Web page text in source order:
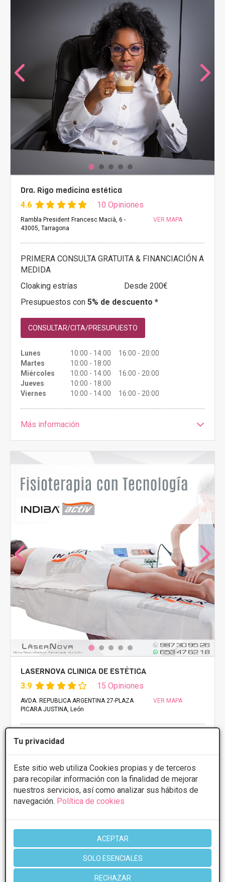
Tu privacidad
Este sitio web utiliza Cookies propias y de terceros
para recopilar información con la finalidad de mejorar
nuestros servicios, así como analizar sus hábitos de
navegación. Política de cookies
ACEPTAR
SOLO ESENCIALES
RECHAZAR
Dra. Rigo medicina estética
4.6 10 Opiniones
Rambla President Francesc Macià, 6 -
43005, Tarragona
VER MAPA
PRIMERA CONSULTA GRATUITA & FINANCIACIÓN A
MEDIDA
Cloaking estrías
Desde 200€
Presupuestos con 5% de descuento *
CONSULTAR/CITA/PRESUPUESTO
Lunes
10:00 - 14:00 16:00 - 20:00
Martes
10:00 - 18:00
Miércoles
10:00 - 14:00 16:00 - 20:00
Jueves
10:00 - 18:00
Viernes
10:00 - 14:00 16:00 - 20:00
Más información
LASERNOVA CLINICA DE ESTÉTICA
3.9 15 Opiniones
AVDA. REPUBLICA ARGENTINA 27-PLAZA
PICARA JUSTINA, León
VER MAPA
PRIMERA CONSULTA GRATUITA & FINANCIACIÓN A
Cloaking estrías
Desde 50€
Presupuestos con10% de descuento *
Más información